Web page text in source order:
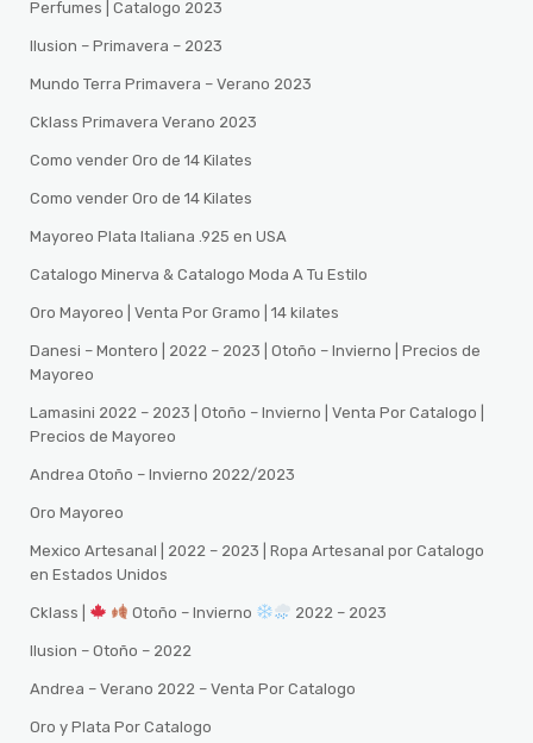
Perfumes | Catalogo 2023
Ilusion – Primavera – 2023
Mundo Terra Primavera – Verano 2023
Cklass Primavera Verano 2023
Como vender Oro de 14 Kilates
Como vender Oro de 14 Kilates
Mayoreo Plata Italiana .925 en USA
Catalogo Minerva & Catalogo Moda A Tu Estilo
Oro Mayoreo | Venta Por Gramo | 14 kilates
Danesi – Montero | 2022 – 2023 | Otoño – Invierno | Precios de
Mayoreo
Lamasini 2022 – 2023 | Otoño – Invierno | Venta Por Catalogo |
Precios de Mayoreo
Andrea Otoño – Invierno 2022/2023
Oro Mayoreo
Mexico Artesanal | 2022 – 2023 | Ropa Artesanal por Catalogo
en Estados Unidos
Cklass | Otoño – Invierno 2022 – 2023
Ilusion – Otoño – 2022
Andrea – Verano 2022 – Venta Por Catalogo
Oro y Plata Por Catalogo